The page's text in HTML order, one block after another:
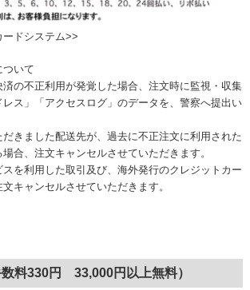
ドシステム>>
ついて
の不正利用が発覚した場合、注文時に監視・収集
ス」「アクセスログ」のデータを、警察へ提出い
きました配送先が、過去に不正注文に利用された
合、注文キャンセルさせていただきます。
を利用した取引及び、海外発行のクレジットカー
キャンセルさせていただきます。
料330円 33,000円以上無料）